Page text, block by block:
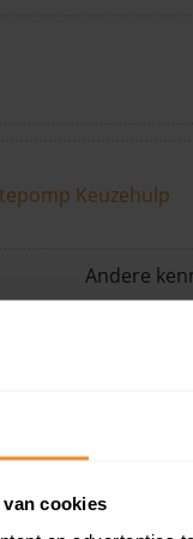
cookies
Keuzehulp
Andere
de buurt